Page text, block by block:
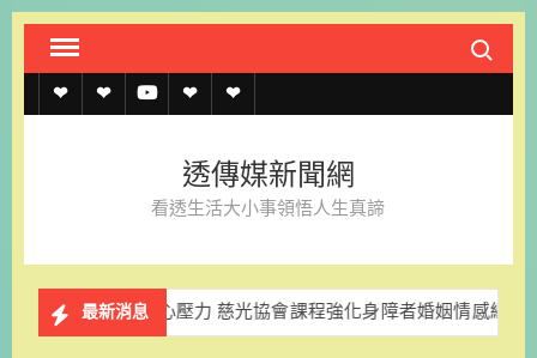
Skip
content
Search
透
約
透
上
記
透 聯
我
官
LINE
透傳媒新聞網
看透生活大小事領悟人生真諦
最新消息
慈光協會課程強化身障者婚姻情感經營能力 謝仕淵回